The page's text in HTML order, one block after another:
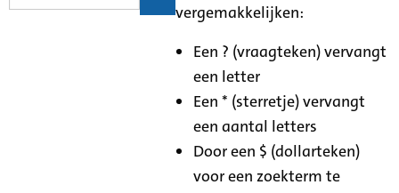
vergemakkelijken:
Een ? (vraagteken) vervangt
een letter
Een * (sterretje) vervangt
een aantal letters
Door een $ (dollarteken)
voor een zoekterm te